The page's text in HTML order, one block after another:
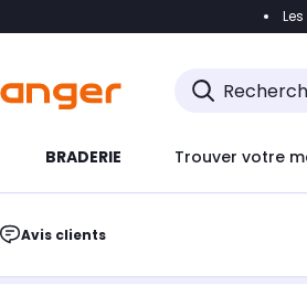
Accéder
BRADERIE Trouver votre
Avis clients